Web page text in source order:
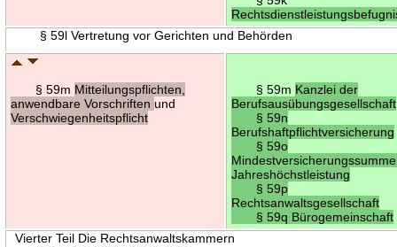
§ 59l Vertretung vor Gerichten und Behörden
§ 59m Mitteilungspflichten,
anwendbare Vorschriftenund
Verschwiegenheitspflicht
§ 59m Kanzlei der
Berufsausübungsgesellschaft
§ 59n
Berufshaftpflichtversicherung
§ 59o
Jahreshöchstleistung
§ 59p
Rechtsanwaltsgesellschaft
§ 59q Bürogemeinschaft
Vierter Teil Die Rechtsanwaltskammern